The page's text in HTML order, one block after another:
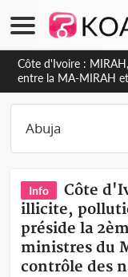
Côte d'Ivoire :
environnement
Info
Côte
illicite,
préside la
ministres du
contrôle des